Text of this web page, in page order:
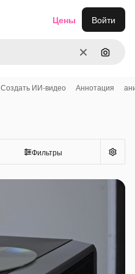
ОчиститьПоиск
Цены Войти
Создать ИИ-видео Аннотация
Фильтры